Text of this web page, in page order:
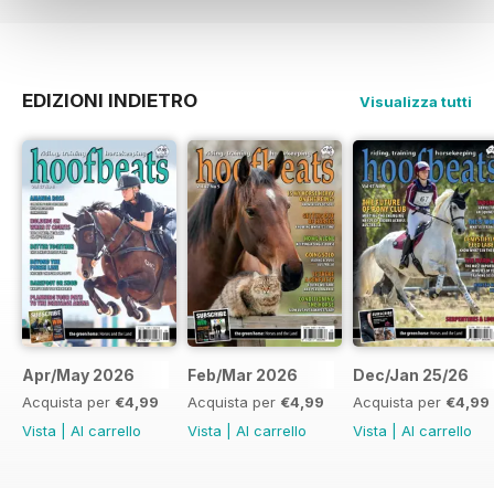
EDIZIONI INDIETRO Visualizza tutti
Apr/May 2026
Acquista per €4,99
Vista
Al carrello
Feb/Mar 2026
Acquista per €4,99
Vista
Al carrello
Dec/Jan 25/26
Acquista per €4,99
Vista
Al carrello